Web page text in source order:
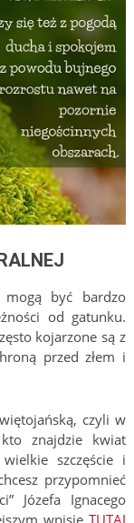
być bardzo
od gatunku.
kojarzone są z
przed złem i
czyli w
znajdzie kwiat
szczęście i
przypomnieć
Józefa Ignacego
wpisieTUTAJ